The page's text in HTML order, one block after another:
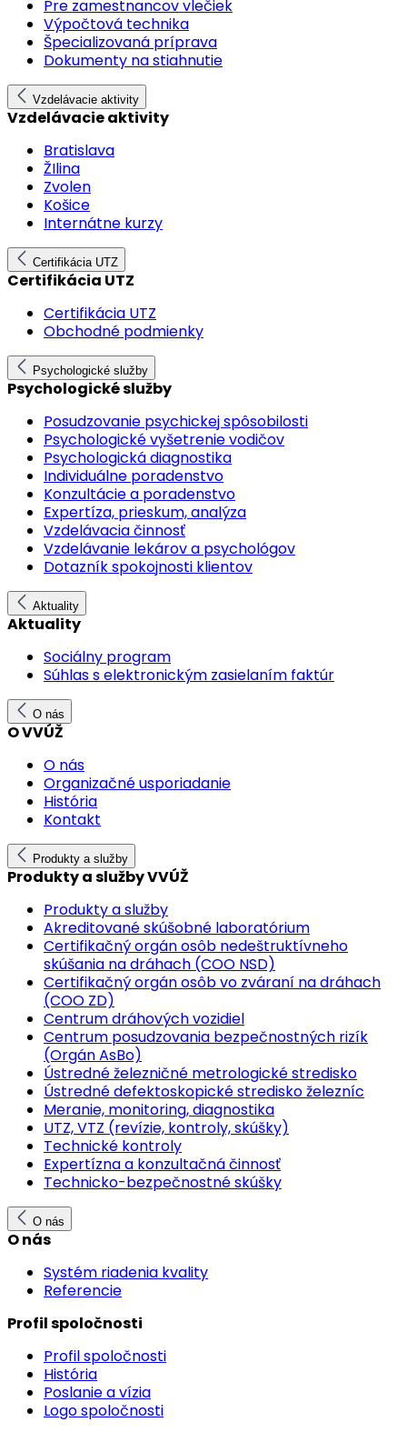
Pre zamestnancov vlečiek
Výpočtová technika
Špecializovaná príprava
Dokumenty na stiahnutie
Vzdelávacie aktivity
Vzdelávacie aktivity
Bratislava
ŽIlina
Zvolen
Košice
Internátne kurzy
Certifikácia UTZ
Certifikácia UTZ
Certifikácia UTZ
Obchodné podmienky
Psychologické služby
Psychologické služby
Posudzovanie psychickej spôsobilosti
Psychologické vyšetrenie vodičov
Psychologická diagnostika
Individuálne poradenstvo
Konzultácie a poradenstvo
Expertíza, prieskum, analýza
Vzdelávacia činnosť
Vzdelávanie lekárov a psychológov
Dotazník spokojnosti klientov
Aktuality
Aktuality
Sociálny program
Súhlas s elektronickým zasielaním faktúr
O nás
O VVÚŽ
O nás
Organizačné usporiadanie
História
Kontakt
Produkty a služby
Produkty a služby VVÚŽ
Produkty a služby
Akreditované skúšobné laboratórium
Certifikačný orgán osôb nedeštruktívneho
skúšania na dráhach (COO NSD)
Certifikačný orgán osôb vo zváraní na dráhach
(COO ZD)
Centrum dráhových vozidiel
Centrum posudzovania bezpečnostných rizík
(Orgán AsBo)
Ústredné železničné metrologické stredisko
Ústredné defektoskopické stredisko železníc
Meranie, monitoring, diagnostika
UTZ, VTZ (revízie, kontroly, skúšky)
Technické kontroly
Expertízna a konzultačná činnosť
Technicko-bezpečnostné skúšky
O nás
O nás
Systém riadenia kvality
Referencie
Profil spoločnosti
Profil spoločnosti
História
Poslanie a vízia
Logo spoločnosti